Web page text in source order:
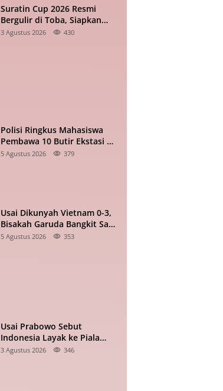
Suratin Cup 2026 Resmi
Bergulir di Toba, Siapkan
Talenta ke Sumut dan Kuala
3 Agustus 2026 430
Polisi Ringkus Mahasiswa
Pembawa 10 Butir Ekstasi di
Pematangsiantar
5 Agustus 2026 379
Usai Dikunyah Vietnam 0-3,
Bisakah Garuda Bangkit Saat
Bertandang ke Singapura?
5 Agustus 2026 353
Usai Prabowo Sebut
Indonesia Layak ke Piala
Dunia, Timnas Tertinggal 0-2
3 Agustus 2026 346